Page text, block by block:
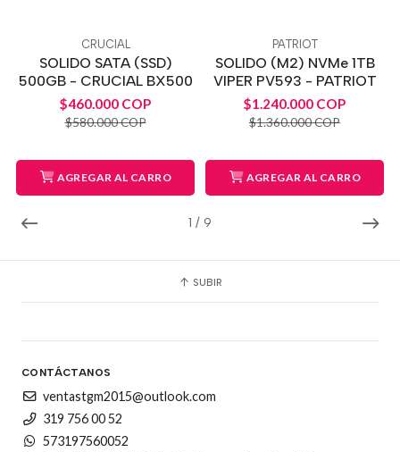
1 / 9
CRUCIAL
SOLIDO SATA (SSD)
500GB - CRUCIAL BX500
$460.000 COP
$580.000 COP
AGREGAR AL CARRO
PATRIOT
SOLIDO (M2) NVMe 1TB
VIPER PV593 - PATRIOT
$1.240.000 COP
$1.360.000 COP
AGREGAR AL CARRO
SUBIR
CONTÁCTANOS
ventastgm2015@outlook.com
319 756 00 52
573197560052